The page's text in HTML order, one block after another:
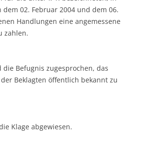
dem 02. Februar 2004 und dem 06.
Handlungen eine angemessene
zahlen.
die Befugnis zugesprochen, das
Beklagten öffentlich bekannt zu
Klage abgewiesen.